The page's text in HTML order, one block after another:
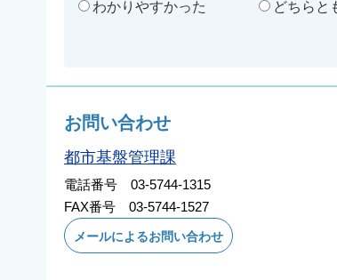
わかりやすかった
どちらと
お問い合わせ
都市基盤管理課
電話番号 03-5744-1315
FAX番号 03-5744-1527
メールによるお問い合わせ